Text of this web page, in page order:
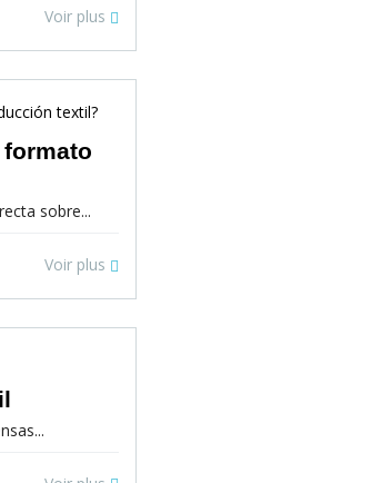
Voir plus
formato
sobre...
Voir plus